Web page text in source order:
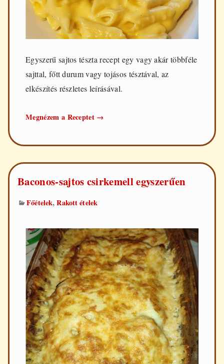
Egyszerű sajtos tészta recept egy vagy akár többféle
sajttal, főtt durum vagy tojásos tésztával, az
elkészítés részletes leírásával.
Megnézem a Receptet Sajtos
→
Baconos-sajtos csirkemell egyszerűen
Főételek,Rakott ételek